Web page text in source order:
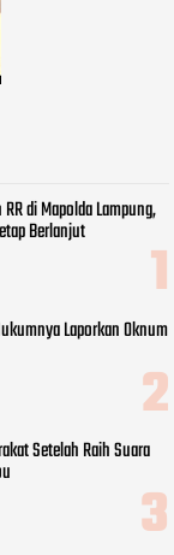
di Mapolda Lampung,
Berlanjut
Laporkan Oknum
Setelah Raih Suara